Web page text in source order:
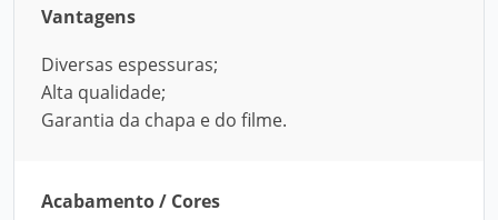
Vantagens
Diversas espessuras;
Alta qualidade;
Garantia da chapa e do filme.
Acabamento / Cores